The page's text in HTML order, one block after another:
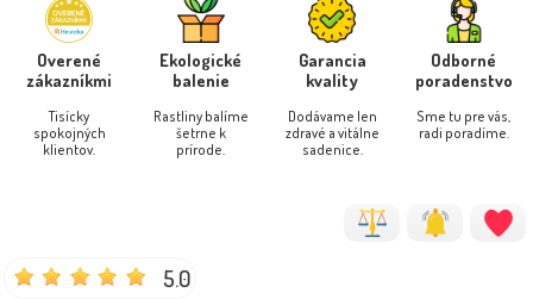
Overené
zákazníkmi
Tisícky
spokojných
klientov.
Ekologické
balenie
Rastliny balíme
šetrne k
prírode.
Garancia
kvality
Dodávame len
zdravé a vitálne
sadenice.
Odborné
poradenstvo
Sme tu pre vás,
radi poradíme.
5.0